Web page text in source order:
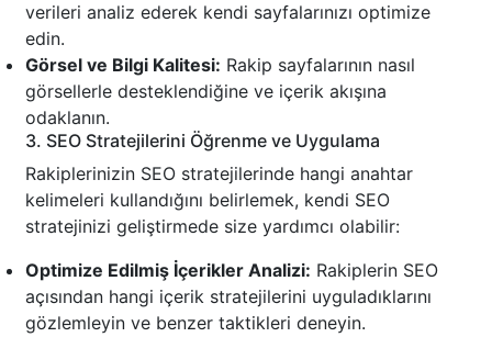
verileri analiz ederek kendi sayfalarınızı optimize
edin.
Görsel ve Bilgi Kalitesi: Rakip sayfalarının nasıl
görsellerle desteklendiğine ve içerik akışına
odaklanın.
3. SEO Stratejilerini Öğrenme ve Uygulama
Rakiplerinizin SEO stratejilerinde hangi anahtar
kelimeleri kullandığını belirlemek, kendi SEO
stratejinizi geliştirmede size yardımcı olabilir:
Optimize Edilmiş İçerikler Analizi: Rakiplerin SEO
açısından hangi içerik stratejilerini uyguladıklarını
gözlemleyin ve benzer taktikleri deneyin.